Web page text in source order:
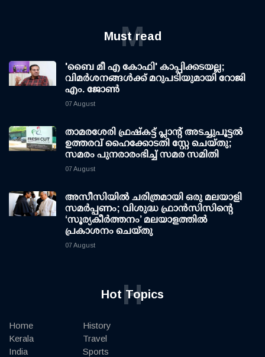
Must read
M
'ബൈ മീ എ കോഫി' കാപ്പിക്കടയല്ല;
വിമര്‍ശനങ്ങള്‍ക്ക് മറുപടിയുമായി റോജി
എം. ജോണ്‍
07 August
താമരശേരി ഫ്രഷ്കട്ട് പ്ലാന്റ് അടച്ചുപൂട്ടൽ
ഉത്തരവ് ഹൈക്കോടതി സ്റ്റേ ചെയ്തു;
സമരം പുനരാരംഭിച്ച് സമര സമിതി
07 August
അസീസിയിൽ ചരിത്രമായി ഒരു മലയാളി
സമർപ്പണം; വിശുദ്ധ ഫ്രാൻസിസിന്റെ
‘സൂര്യകീർത്തനം’ മലയാളത്തിൽ
പ്രകാശനം ചെയ്തു
07 August
Hot Topics
H
Home
Kerala
India
History
Travel
Sports